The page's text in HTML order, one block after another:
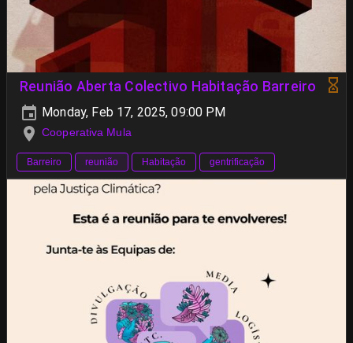
Reunião Aberta Colectivo Habitação Barreiro
Monday, Feb 17, 2025, 09:00 PM
Cooperativa Mula
Barreiro reunião Habitação gentrificação